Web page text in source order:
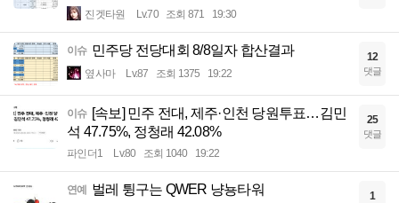
진겟타원 Lv.70 조회 871 19:30
이슈 민주당 전당대회 8/8일자 합산결과
옆사마 Lv.87 조회 1375 19:22
12
댓글
이슈 [속보] 민주 전대, 제주·인천 당원투표…김민
석 47.75%, 정청래 42.08%
파인더1 Lv.80 조회 1040 19:22
25
댓글
연예 벌레 튕구는 QWER 냥뇽타워 1